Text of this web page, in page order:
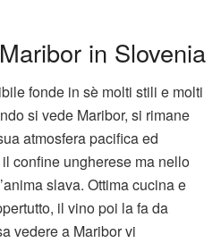
in Slovenia
fonde in sè molti stili e molti
si vede Maribor, si rimane
atmosfera pacifica ed
confine ungherese ma nello
slava. Ottima cucina e
il vino poi la fa da
vedere a Maribor vi